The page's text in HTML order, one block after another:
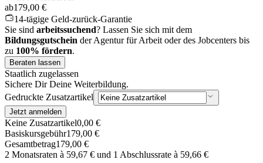
ab179,00 €
14-tägige Geld-zurück-Garantie
Sie sind arbeitssuchend? Lassen Sie sich mit dem
Bildungsgutschein der Agentur für Arbeit oder des Jobcenters bis
zu 100% fördern.
Beraten lassen
Staatlich zugelassen
Sichere Dir Deine Weiterbildung.
Gedruckte Zusatzartikel
Jetzt anmelden
Keine Zusatzartikel0,00 €
Basiskursgebühr179,00 €
Gesamtbetrag179,00 €
2 Monatsraten à 59,67 € und 1 Abschlussrate à 59,66 €